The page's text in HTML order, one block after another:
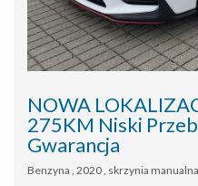
NOWA
275KM Niski
Gwarancja
Benzyna , 2020 , skrzynia